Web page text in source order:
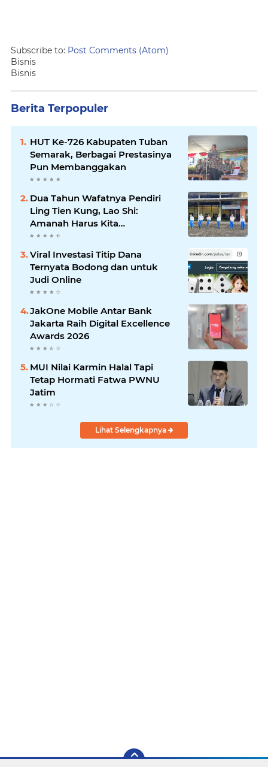
Subscribe to: Post Comments (Atom)
Bisnis
Bisnis
Berita Terpopuler
HUT Ke-726 Kabupaten Tuban
Semarak, Berbagai Prestasinya
Pun Membanggakan
Dua Tahun Wafatnya Pendiri
Ling Tien Kung, Lao Shi:
Amanah Harus Kita
Laksanakan!
Viral Investasi Titip Dana
Ternyata Bodong dan untuk
Judi Online
JakOne Mobile Antar Bank
Jakarta Raih Digital Excellence
Awards 2026
MUI Nilai Karmin Halal Tapi
Tetap Hormati Fatwa PWNU
Jatim
Lihat Selengkapnya